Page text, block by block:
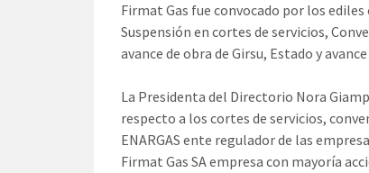
Firmat Gas fue convocado por los
Suspensión en cortes de servicios,
avance de obra de Girsu, Estado y
La Presidenta del Directorio Nora
respecto a los cortes de servicios,
ENARGAS ente regulador de las
Firmat Gas SA empresa con mayoría